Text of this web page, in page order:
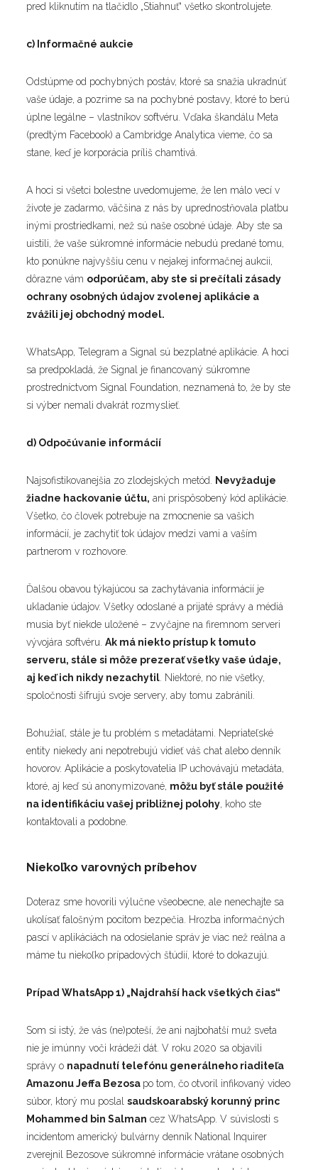
pred kliknutím na tlačidlo „Stiahnuť“ všetko skontrolujete.
c) Informačné aukcie
Odstúpme od pochybných postáv, ktoré sa snažia ukradnúť
vaše údaje, a pozrime sa na pochybné postavy, ktoré to berú
úplne legálne – vlastníkov softvéru. Vďaka škandálu Meta
(predtým Facebook) a Cambridge Analytica vieme, čo sa
stane, keď je korporácia príliš chamtivá.
A hoci si všetci bolestne uvedomujeme, že len málo vecí v
živote je zadarmo, väčšina z nás by uprednostňovala platbu
inými prostriedkami, než sú naše osobné údaje. Aby ste sa
uistili, že vaše súkromné informácie nebudú predané tomu,
kto ponúkne najvyššiu cenu v nejakej informačnej aukcii,
dôrazne vám odporúčam, aby ste si prečítali zásady
ochrany osobných údajov zvolenej aplikácie a
zvážili jej obchodný model.
WhatsApp, Telegram a Signal sú bezplatné aplikácie. A hoci
sa predpokladá, že Signal je financovaný súkromne
prostredníctvom Signal Foundation, neznamená to, že by ste
si výber nemali dvakrát rozmyslieť.
d) Odpočúvanie informácií
Najsofistikovanejšia zo zlodejských metód. Nevyžaduje
žiadne hackovanie účtu, ani prispôsobený kód aplikácie.
Všetko, čo človek potrebuje na zmocnenie sa vašich
informácií, je zachytiť tok údajov medzi vami a vaším
partnerom v rozhovore.
Ďalšou obavou týkajúcou sa zachytávania informácií je
ukladanie údajov. Všetky odoslané a prijaté správy a médiá
musia byť niekde uložené – zvyčajne na firemnom serveri
vývojára softvéru.Ak má niekto prístup k tomuto
serveru, stále si môže prezerať všetky vaše údaje,
aj keď ich nikdy nezachytil. Niektoré, no nie všetky,
spoločnosti šifrujú svoje servery, aby tomu zabránili.
Bohužiaľ, stále je tu problém s metadátami. Nepriateľské
entity niekedy ani nepotrebujú vidieť váš chat alebo denník
hovorov. Aplikácie a poskytovatelia IP uchovávajú metadáta,
ktoré, aj keď sú anonymizované, môžu byť stále použité
na identifikáciu vašej približnej polohy, koho ste
kontaktovali a podobne.
Niekoľko varovných príbehov
Doteraz sme hovorili výlučne všeobecne, ale nenechajte sa
ukolísať falošným pocitom bezpečia. Hrozba informačných
pascí v aplikáciách na odosielanie správ je viac než reálna a
máme tu niekoľko prípadových štúdií, ktoré to dokazujú.
Prípad WhatsApp 1) „Najdrahší hack všetkých čias“
Som si istý, že vás (ne)poteší, že ani najbohatší muž sveta
nie je imúnny voči krádeži dát. V roku 2020 sa objavili
správy o napadnutí telefónu generálneho riaditeľa
Amazonu Jeffa Bezosa po tom, čo otvoril infikovaný video
súbor, ktorý mu poslalsaudskoarabský korunný princ
Mohammed bin Salman cez WhatsApp. V súvislosti s
incidentom americký bulvárny denník National Inquirer
zverejnil Bezosove súkromné informácie vrátane osobných